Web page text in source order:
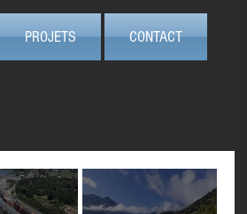
PROJETS CONTACT